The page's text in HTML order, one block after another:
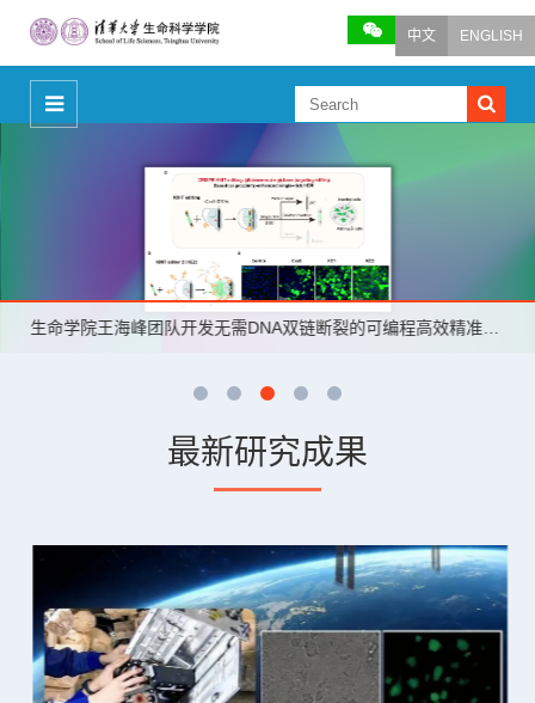
中文 ENGLISH
生命学院王海峰团队开发无需DNA双链断裂的可编程高效精准基因敲入技术
最新研究成果